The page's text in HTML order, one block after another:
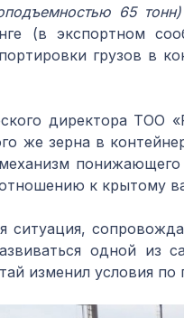
65 тонн)
(в экспортном
грузов в
директора TOO
же зерна в
к крытому
ситуация,
одной из
изменил условия